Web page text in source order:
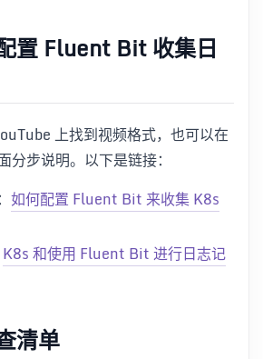
置 Fluent Bit 收集日
上找到视频格式，也可以在
步说明。以下是链接：
如何配置 Fluent Bit 来收集 K8s
K8s 和使用 Fluent Bit 进行日志记
清单